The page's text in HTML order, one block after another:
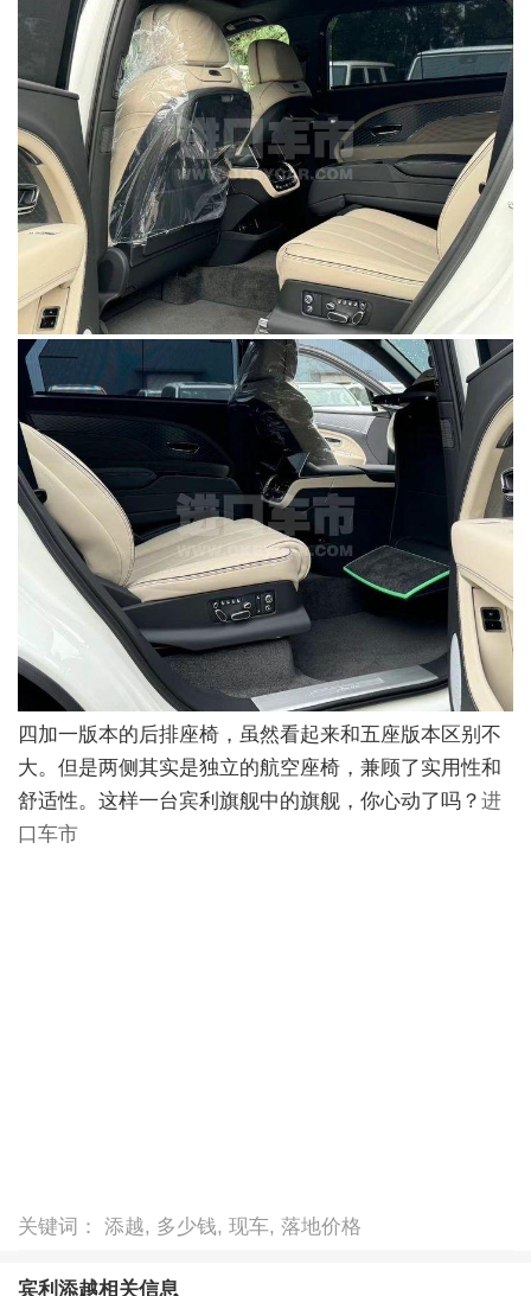
四加一版本的后排座椅，虽然看起来和五座版本区别不
大。但是两侧其实是独立的航空座椅，兼顾了实用性和
舒适性。这样一台宾利旗舰中的旗舰，你心动了吗？ 进
口车市
关键词： 添越, 多少钱, 现车, 落地价格
宾利添越相关信息